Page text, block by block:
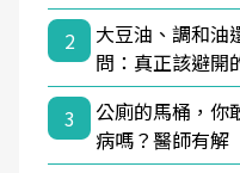
2
大豆油、調和油
問：真正該避開
3
公廁的馬桶，你
病嗎？醫師有解